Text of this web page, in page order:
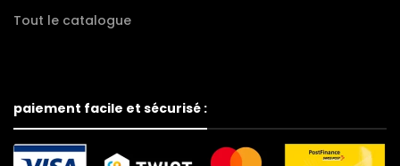
Tout le catalogue
paiement facile et sécurisé :